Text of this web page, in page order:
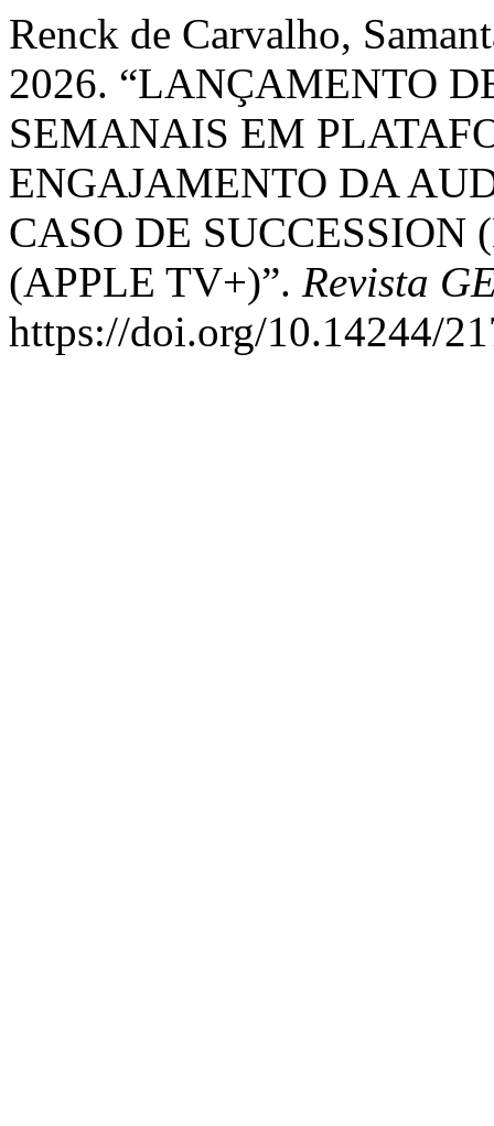
Renck de Carvalho,
2026. “LANÇAMENTO
SEMANAIS EM
ENGAJAMENTO DA
CASO DE
(APPLE TV+)”. Revista
https://doi.org/10.14244/